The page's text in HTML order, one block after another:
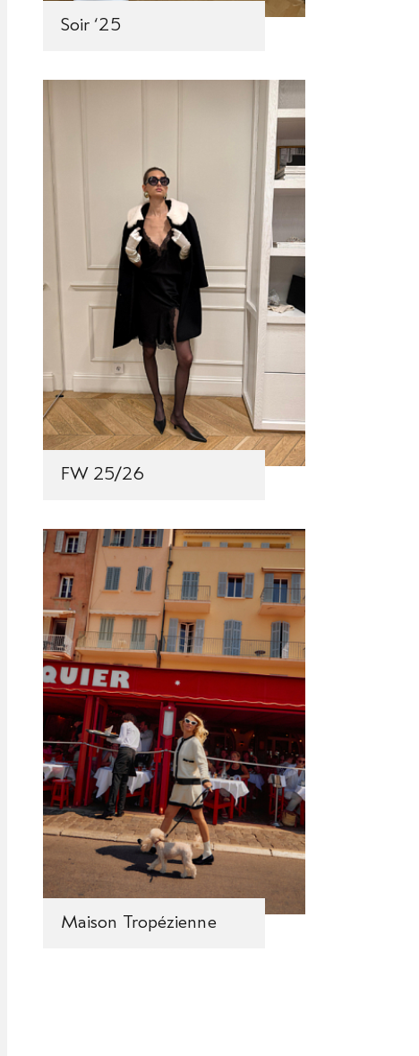
Soir ‘25
FW 25/26
Maison Tropézienne